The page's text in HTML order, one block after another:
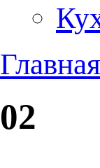
Главная
02